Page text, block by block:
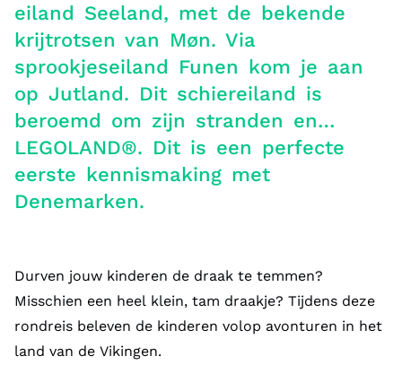
eiland Seeland, met de bekende
krijtrotsen van Møn. Via
sprookjeseiland Funen kom je aan
op Jutland. Dit schiereiland is
beroemd om zijn stranden en…
LEGOLAND®. Dit is een perfecte
eerste kennismaking met
Denemarken.
Durven jouw kinderen de draak te temmen?
Misschien een heel klein, tam draakje? Tijdens deze
rondreis beleven de kinderen volop avonturen in het
land van de Vikingen.